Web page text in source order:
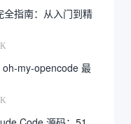
全指南：从入门到精
my-opencode 最